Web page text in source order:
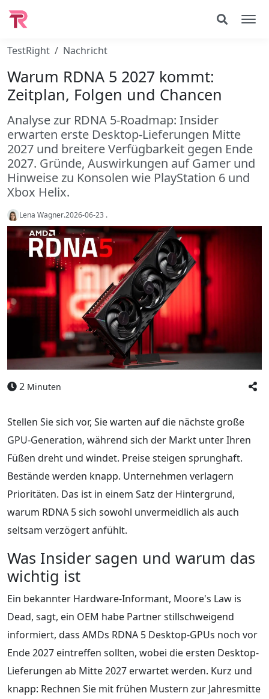
TestRight Nachricht
Warum RDNA 5 2027 kommt:
Zeitplan, Folgen und Chancen
Analyse zur RDNA 5-Roadmap: Insider
erwarten erste Desktop-Lieferungen Mitte
2027 und breitere Verfügbarkeit gegen Ende
2027. Gründe, Auswirkungen auf Gamer und
Hinweise zu Konsolen wie PlayStation 6 und
Xbox Helix.
Lena Wagner.2026-06-23 .
2 Minuten
Stellen Sie sich vor, Sie warten auf die nächste große
GPU-Generation, während sich der Markt unter Ihren
Füßen dreht und windet. Preise steigen sprunghaft.
Bestände werden knapp. Unternehmen verlagern
Prioritäten. Das ist in einem Satz der Hintergrund,
warum RDNA 5 sich sowohl unvermeidlich als auch
seltsam verzögert anfühlt.
Was Insider sagen und warum das
wichtig ist
Ein bekannter Hardware-Informant, Moore's Law is
Dead, sagt, ein OEM habe Partner stillschweigend
informiert, dass AMDs RDNA 5 Desktop-GPUs noch vor
Ende 2027 eintreffen sollten, wobei die ersten Desktop-
Lieferungen ab Mitte 2027 erwartet werden. Kurz und
knapp: Rechnen Sie mit frühen Mustern zur Jahresmitte